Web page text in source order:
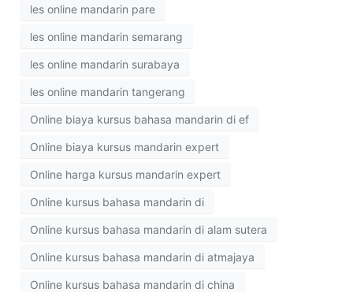
les online mandarin pare
les online mandarin semarang
les online mandarin surabaya
les online mandarin tangerang
Online biaya kursus bahasa mandarin di ef
Online biaya kursus mandarin expert
Online harga kursus mandarin expert
Online kursus bahasa mandarin di
Online kursus bahasa mandarin di alam sutera
Online kursus bahasa mandarin di atmajaya
Online kursus bahasa mandarin di china